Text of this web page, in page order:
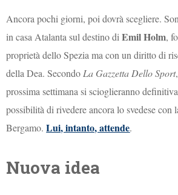
Ancora pochi giorni, poi dovrà scegliere.
in casa Atalanta sul destino diEmil Holm,
proprietà dello Spezia ma con un diritto di
della Dea. Secondo La Gazzetta Dello Sport
prossima settimana si scioglieranno
possibilità di rivedere ancora lo svedese con
Bergamo.Lui, intanto, attende.
Nuova idea